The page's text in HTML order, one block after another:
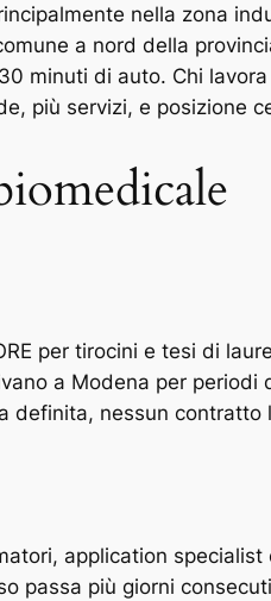
nella zona
a nord della
minuti di auto. Chi
più servizi, e posizione
per tirocini e tesi di
a Modena per
nessun
application
passa più giorni